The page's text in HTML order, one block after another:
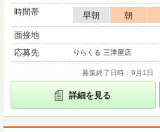
時間帯
早朝 朝
面接地
応募先
りらくる 三津屋店
募集終了日時：9月1日
詳細を見る